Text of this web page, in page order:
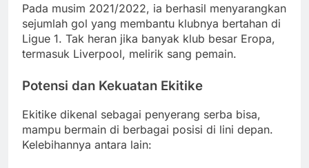
Pada musim 2021/2022, ia berhasil menyarangkan
sejumlah gol yang membantu klubnya bertahan di
Ligue 1. Tak heran jika banyak klub besar Eropa,
termasuk Liverpool, melirik sang pemain.
Potensi dan Kekuatan Ekitike
Ekitike dikenal sebagai penyerang serba bisa,
mampu bermain di berbagai posisi di lini depan.
Kelebihannya antara lain: